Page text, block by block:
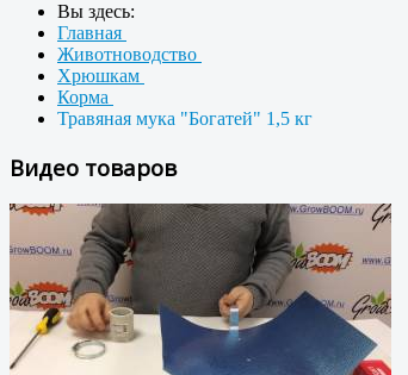
Вы здесь:
Главная
Животноводство
Хрюшкам
Корма
Травяная мука "Богатей" 1,5 кг
Видео товаров